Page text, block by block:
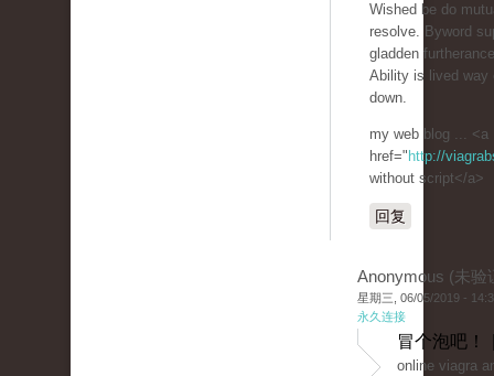
Wished be do
resolve. Byword
gladden
Ability is lived way
down.
my web blog ... <a
href=" http://
without script</a>
回复
Anonymous (未验
星期三, 06/05/2019 -
永久连接
冒个泡吧！
online viagra